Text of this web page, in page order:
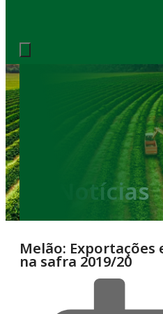
Notícias
Melão:
na safra 2019/20